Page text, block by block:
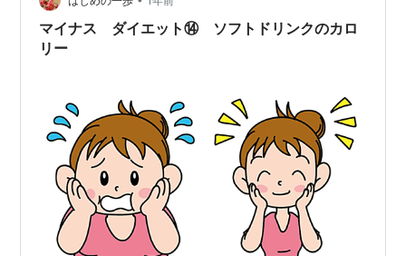
マイナス ダイエット⑭ ソフトドリンクのカロ
リー